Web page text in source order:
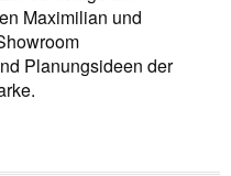
Maximilian und
Planungsideen der